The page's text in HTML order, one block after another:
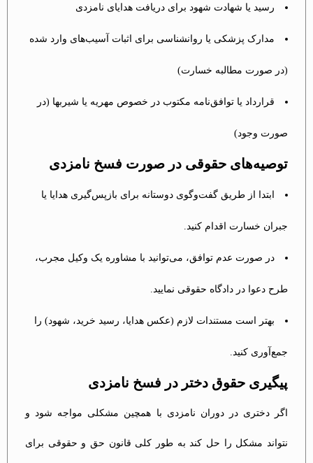
رسید یا شهادت شهود برای دریافت هدایای نامزدی
مدارک پزشکی یا روانشناسی برای اثبات آسیب‌های وارد شده
(در صورت مطالبه خسارت)
قرارداد یا توافق‌نامه مکتوب در خصوص مهریه یا شیربها (در
صورت وجود)
توصیه‌های حقوقی در صورت فسخ نامزدی
ابتدا از طریق گفت‌وگوی دوستانه برای بازپس‌گیری هدایا یا
جبران خسارت اقدام کنید.
در صورت عدم توافق، می‌توانید با مشاوره یک وکیل مجرب،
طرح دعوا در دادگاه حقوقی نمایید.
بهتر است مستندات لازم (عکس هدایا، رسید خرید، شهود) را
جمع‌آوری کنید.
پیگیری حقوق دختر در فسخ نامزدی ‎
اگر دختری در دوران نامزدی با همچین مشکلی مواجه شود و
نتواند مشکل را حل کند به طور کلی قانون حق و حقوقی برای